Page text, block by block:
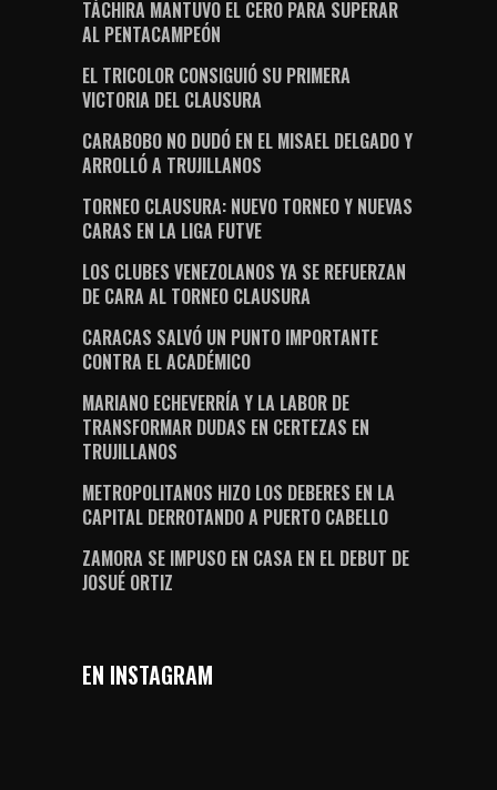
TÁCHIRA MANTUVO EL CERO PARA SUPERAR
AL PENTACAMPEÓN
EL TRICOLOR CONSIGUIÓ SU PRIMERA
VICTORIA DEL CLAUSURA
CARABOBO NO DUDÓ EN EL MISAEL DELGADO Y
ARROLLÓ A TRUJILLANOS
TORNEO CLAUSURA: NUEVO TORNEO Y NUEVAS
CARAS EN LA LIGA FUTVE
LOS CLUBES VENEZOLANOS YA SE REFUERZAN
DE CARA AL TORNEO CLAUSURA
CARACAS SALVÓ UN PUNTO IMPORTANTE
CONTRA EL ACADÉMICO
MARIANO ECHEVERRÍA Y LA LABOR DE
TRANSFORMAR DUDAS EN CERTEZAS EN
TRUJILLANOS
METROPOLITANOS HIZO LOS DEBERES EN LA
CAPITAL DERROTANDO A PUERTO CABELLO
ZAMORA SE IMPUSO EN CASA EN EL DEBUT DE
JOSUÉ ORTIZ
EN INSTAGRAM